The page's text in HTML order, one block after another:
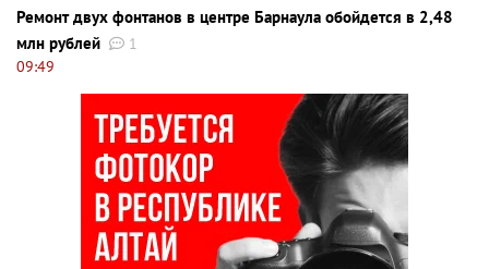
Ремонт двух фонтанов в центре Барнаула обойдется в 2,48
млн рублей
1
09:49